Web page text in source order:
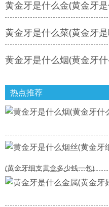
黄金牙是什么金(黄金牙
黄金牙是什么菜(黄金牙
黄金牙是什么烟(黄金牙
热点推荐
(黄金牙细支黄盒多少钱一包)